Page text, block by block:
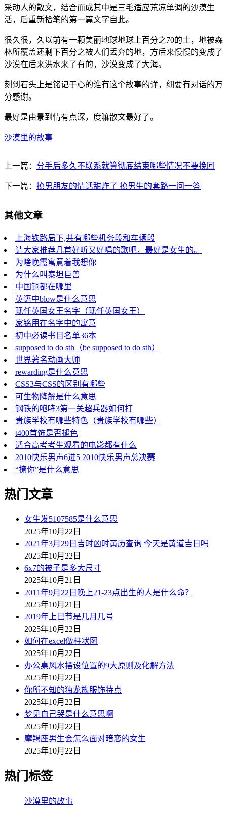
采动人的散文，结合而成其中是三毛适应荒凉单调的沙漠生
活，后重新拾笔的第一篇文字自此。
很久很，久以前有一颗美丽地球地球上百分之70的土，地被森
林所覆盖还剩下百分之被人们丢弃的地，方后来慢慢的变成了
沙漠在后来洪水来了有的，沙漠变成了大海。
刻到石头上是铭记于心的谁有这个故事的详，细要有对话的万
分感谢。
最好是由景到情有点深，度嘛散文最好了。
沙漠里的故事
上一篇： 分手后多久不联系就算彻底结束哪些情况不要挽回
下一篇： 撩男朋友的情话甜炸了 撩男生的套路一问一答
其他文章
上海铁路局下,共有哪些机务段和车辆段
请大家推荐几首好听又好唱的歌吧，最好是女生的。
为啥晚霞寓意着我想你
为什么叫泰坦巨兽
中国铜都在哪里
英语中blow是什么意思
现任英国女王名字（现任英国女王）
家铭用在名字中的寓意
初中必读书目名单36本
supposed to do sth（be supposed to do sth）
世界著名动画大师
rewarding是什么意思
CSS3与CSS的区别有哪些
可生物降解是什么意思
钢铁的咆哮3第一关超兵器如何打
贵族学校有哪些特色（贵族学校有哪些）
t400首饰是否褪色
适合高考考生观看的电影都有什么
2010快乐男声6进5 2010快乐男声总决赛
“撩你”是什么意思
热门文章
女生发5107585是什么意思
2025年10月22日
2021年3月29日吉时凶时黄历查询 今天是黄道吉日吗
2025年10月22日
6x7的被子是多大尺寸
2025年10月21日
2011年9月22日晚上21-23点出生的人是什么命？
2025年10月21日
2019年上巳节是几月几号
2025年10月22日
如何在excel做柱状图
2025年10月22日
办公桌风水摆设位置的9大原则及化解方法
2025年10月22日
你所不知的独龙族服饰特点
2025年10月22日
梦见自己哭是什么意思啊
2025年10月22日
摩羯座男生会怎么面对暗恋的女生
2025年10月22日
热门标签
沙漠里的故事